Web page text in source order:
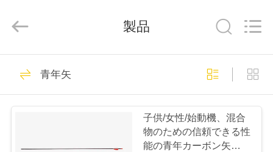
製
2026
全カーボン矢
製品
青年矢
子供/女性/始動機、混合
物のための信頼できる性
能の青年カーボン矢は弓